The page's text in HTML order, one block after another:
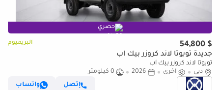
حصري
$ 54,800 البريميوم
جديدة تويوتا لاند كروزر بيك آب
تويوتا لاند كروزر بيك آب
دبي
أخرى 2026
0 كيلومتر
إتصل
واتساب